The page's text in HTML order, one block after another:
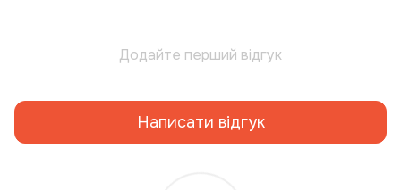
Додайте перший відгук
Написати відгук